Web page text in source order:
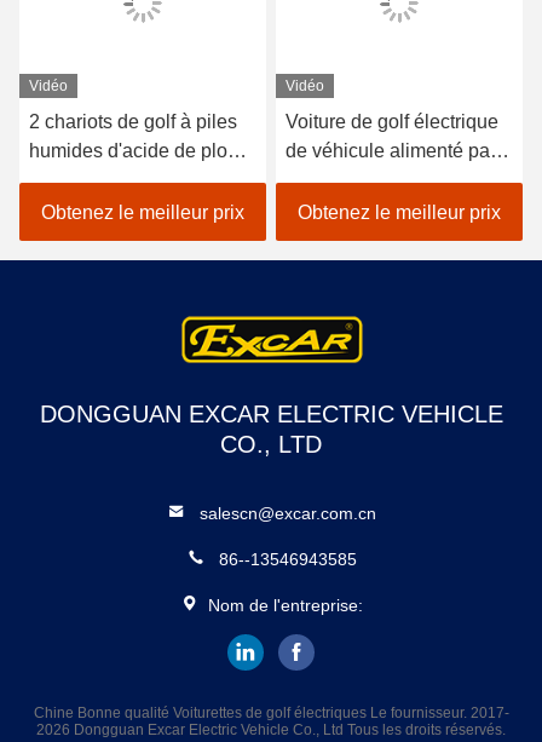
Vidéo
2 chariots de golf à piles
humides d'acide de plomb
de sièges/golf avec des
erreurs électrique de
voiture
Obtenez le meilleur prix
Vidéo
Voiture de golf électrique
de véhicule alimenté par
batterie au lithium 48V
EXCAR A1S6 + 2 blanc
Obtenez le meilleur prix
DONGGUAN EXCAR ELECTRIC VEHICLE
CO., LTD
salescn@excar.com.cn
86--13546943585
Nom de l'entreprise:
Chine Bonne qualité Voiturettes de golf électriques Le fournisseur. 2017-
2026 Dongguan Excar Electric Vehicle Co., Ltd Tous les droits réservés.